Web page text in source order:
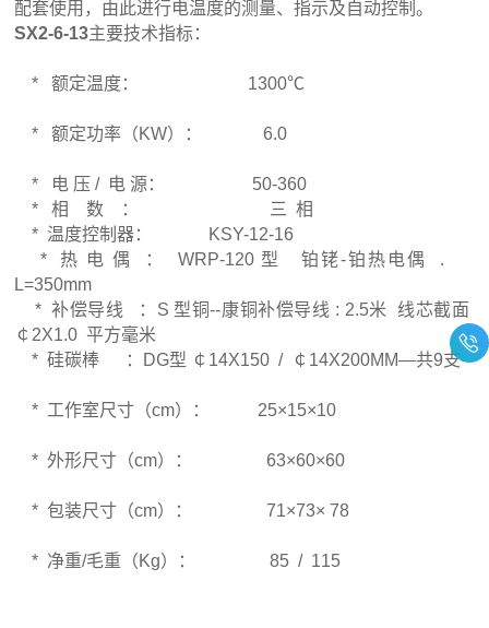
配套使用，由此进行电温度的测量、指示及自动控制。
SX2-6-13主要技术指标：
* 额定温度： 1300℃
* 额定功率（KW）： 6.0
* 电 压 / 电 源： 50-360
* 相 数 ： 三 相
* 温度控制器： KSY-12-16
* 热 电 偶 ： WRP-120 型 铂铑-铂热电偶 .
L=350mm
* 补偿导线 ：S 型铜--康铜补偿导线 : 2.5米 线芯截面
￠2X1.0 平方毫米
* 硅碳棒 ：DG型 ￠14X150 / ￠14X200MM—共9支
* 工作室尺寸（cm）： 25×15×10
* 外形尺寸（cm）： 63×60×60
* 包装尺寸（cm）： 71×73× 78
* 净重/毛重（Kg）： 85 / 115